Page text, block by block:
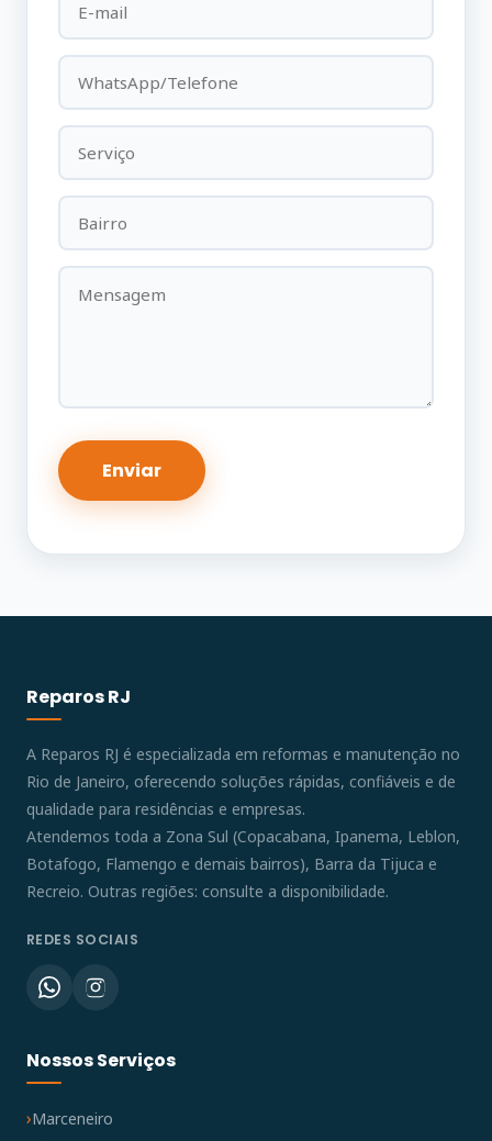
Reparos RJ
A Reparos RJ é especializada em reformas e manutenção no
Rio de Janeiro, oferecendo soluções rápidas, confiáveis e de
qualidade para residências e empresas.
Atendemos toda a Zona Sul (Copacabana, Ipanema, Leblon,
Botafogo, Flamengo e demais bairros), Barra da Tijuca e
Recreio. Outras regiões: consulte a disponibilidade.
REDES SOCIAIS
Nossos Serviços
Marceneiro